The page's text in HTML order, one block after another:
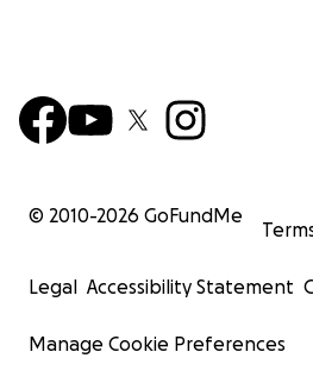
© 2010-2026 GoFundMe
Legal Accessibility Statement
Manage Cookie Preferences